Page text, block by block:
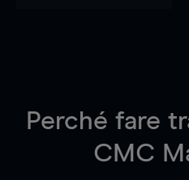
Perché fare
CMC